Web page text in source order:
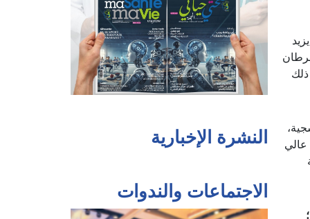
النشرة الإخبارية
الاجتماعات والندوات